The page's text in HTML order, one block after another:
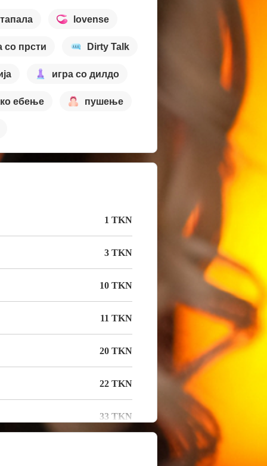
lovense
со прсти Dirty Talk
игра со дилдо
ебење пушење
1 TKN
3 TKN
10 TKN
11 TKN
20 TKN
22 TKN
33 TKN